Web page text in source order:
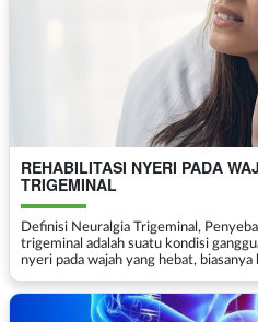
REHABILITASI NYERI PADA
TRIGEMINAL
Definisi Neuralgia Trigeminal, Penyebab,
trigeminal adalah suatu kondisi
nyeri pada wajah yang hebat,